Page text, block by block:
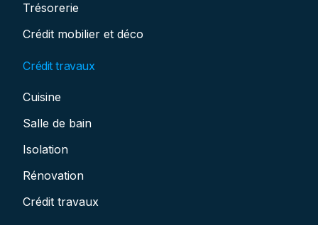
Trésorerie
Crédit mobilier et déco
Crédit travaux
Cuisine
Salle de bain
Isolation
Rénovation
Crédit travaux